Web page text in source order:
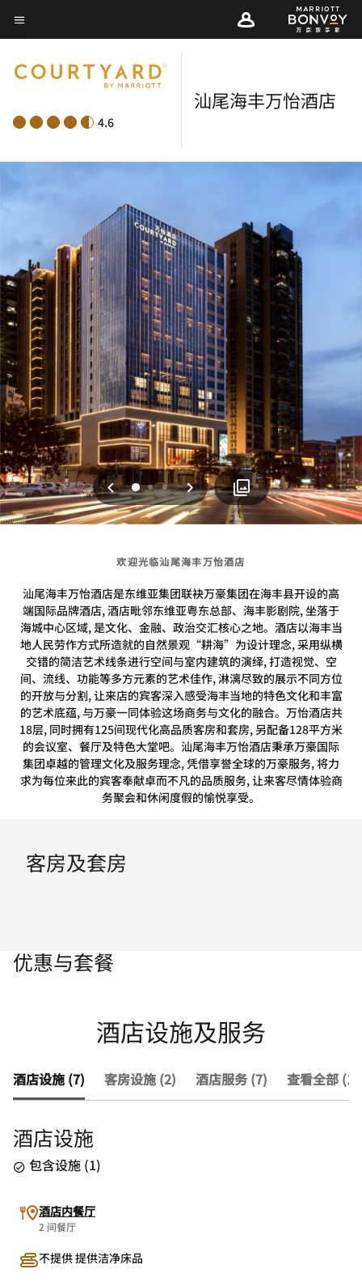
Skip
to
content
菜单文本
4.6
汕尾海丰万怡酒店
上一页
012 下一页
欢迎光临汕尾海丰万怡酒店
汕尾海丰万怡酒店是东维亚集团联袂万豪集团在海丰县开设的高
端国际品牌酒店, 酒店毗邻东维亚粤东总部、海丰影剧院, 坐落于
海城中心区域, 是文化、金融、政治交汇核心之地。酒店以海丰当
地人民劳作方式所造就的自然景观“耕海”为设计理念, 采用纵横
交错的简洁艺术线条进行空间与室内建筑的演绎, 打造视觉、空
间、流线、功能等多方元素的艺术佳作, 淋漓尽致的展示不同方位
的开放与分割, 让来店的宾客深入感受海丰当地的特色文化和丰富
的艺术底蕴, 与万豪一同体验这场商务与文化的融合。万怡酒店共
18层, 同时拥有125间现代化高品质客房和套房, 另配备128平方米
的会议室、餐厅及特色大堂吧。汕尾海丰万怡酒店秉承万豪国际
集团卓越的管理文化及服务理念, 凭借享誉全球的万豪服务, 将力
求为每位来此的宾客奉献卓而不凡的品质服务, 让来客尽情体验商
务聚会和休闲度假的愉悦享受。
客房及套房
优惠与套餐
酒店设施及服务
酒店设施 (7) 客房设施 (2) 酒店服务 (7) 查看全部
酒店设施
包含设施 (1)
酒店内餐厅
2 间餐厅
不提供 提供洁净床品